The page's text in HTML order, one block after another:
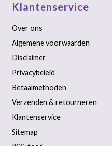
Klantenservice
Over ons
Algemene voorwaarden
Disclaimer
Privacybeleid
Betaalmethoden
Verzenden & retourneren
Klantenservice
Sitemap